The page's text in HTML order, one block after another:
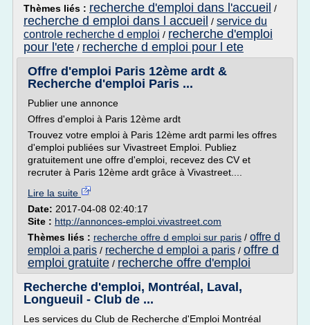
Thèmes liés : recherche d'emploi dans l'accueil /
recherche d emploi dans l accueil / service du
controle recherche d emploi / recherche d'emploi
pour l'ete / recherche d emploi pour l ete
Offre d'emploi Paris 12ème ardt &
Recherche d'emploi Paris ...
Publier une annonce
Offres d'emploi à Paris 12ème ardt
Trouvez votre emploi à Paris 12ème ardt parmi les offres
d'emploi publiées sur Vivastreet Emploi. Publiez
gratuitement une offre d'emploi, recevez des CV et
recruter à Paris 12ème ardt grâce à Vivastreet....
Lire la suite
Date: 2017-04-08 02:40:17
Site : http://annonces-emploi.vivastreet.com
Thèmes liés : recherche offre d emploi sur paris / offre d
emploi a paris / recherche d emploi a paris / offre d
emploi gratuite / recherche offre d'emploi
Recherche d'emploi, Montréal, Laval,
Longueuil - Club de ...
Les services du Club de Recherche d'Emploi Montréal